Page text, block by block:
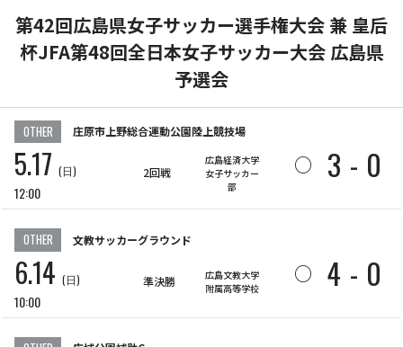
第42回広島県女子サッカー選手権大会 兼 皇后
杯JFA第48回全日本女子サッカー大会 広島県
予選会
OTHER 庄原市上野総合運動公園陸上競技場
5.17 (日)
12:00
2回戦
広島経済大学
女子サッカー
部
○ 3 - 0
OTHER 文教サッカーグラウンド
6.14 (日)
10:00
準決勝
広島文教大学
附属高等学校
○ 4 - 0